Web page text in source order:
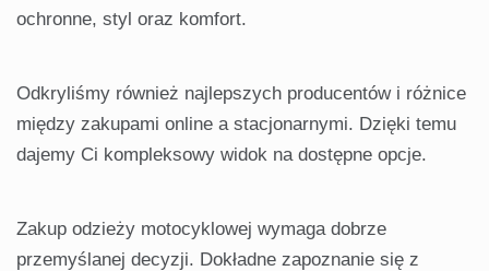
ochronne, styl oraz komfort.
Odkryliśmy również najlepszych producentów i różnice
między zakupami online a stacjonarnymi. Dzięki temu
dajemy Ci kompleksowy widok na dostępne opcje.
Zakup odzieży motocyklowej wymaga dobrze
przemyślanej decyzji. Dokładne zapoznanie się z